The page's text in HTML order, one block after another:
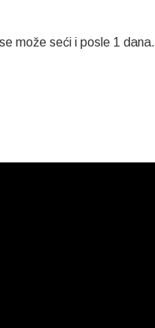
može seći i posle 1 dana.